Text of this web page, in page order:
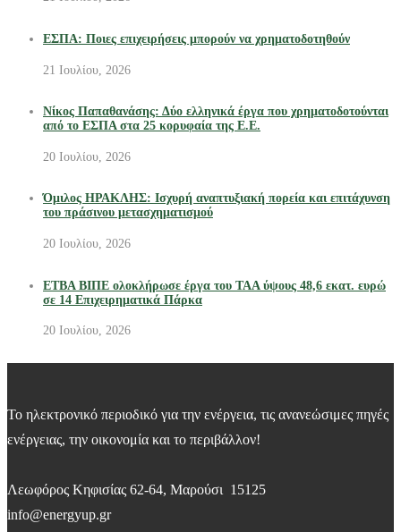
ΕΣΠΑ: Ποιες επιχειρήσεις μπορούν να χρηματοδοτηθούν
21 Ιουλίου, 2026
Νίκος Παπαθανάσης: Δύο ελληνικά έργα που χρηματοδοτούνται
από το ΕΣΠΑ στα 25 κορυφαία της Ε.Ε.
20 Ιουλίου, 2026
Όμιλος ΗΡΑΚΛΗΣ: Ισχυρή αναπτυξιακή πορεία και επιτάχυνση
του πράσινου μετασχηματισμού
20 Ιουλίου, 2026
ΕΤΒΑ ΒΙΠΕ ολοκλήρωσε έργα του ΤΑΑ ύψους 48,6 εκατ. ευρώ
σε 14 Επιχειρηματικά Πάρκα
20 Ιουλίου, 2026
Το ηλεκτρονικό περιοδικό για την ενέργεια, τις ανανεώσιμες πηγές
ενέργειας, την οικονομία και το περιβάλλον!
Λεωφόρος Κηφισίας 62-64, Μαρούσι 15125
info@energyup.gr